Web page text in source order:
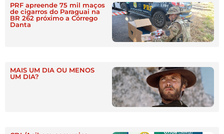
PRF apreende 75 mil maços
de cigarros do Paraguai na
BR 262 próximo a Córrego
Danta
MAIS UM DIA OU MENOS
UM DIA?